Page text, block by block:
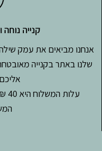
קנייה
אנחנו מביאים את עמק
שלנו באתר בקנייה